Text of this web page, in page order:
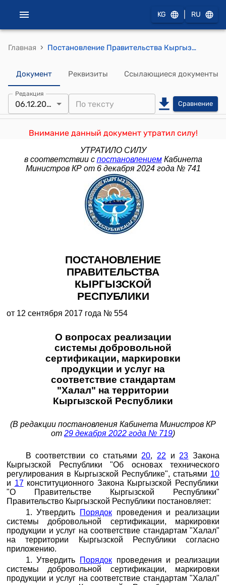
KG RU
Главная › Постановление Правительства Кыргызской Республики от 12 сентября 2017 года № 554 "О вопросах реализации системы добровольной сертификации, маркировки продукции и услуг на соответствие стандартам "Халал" на территории Кыргызской Республики"
Документ Реквизиты Ссылающиеся документы
Редакция
06.12.2024 Сравнение
Внимание данный документ утратил силу!